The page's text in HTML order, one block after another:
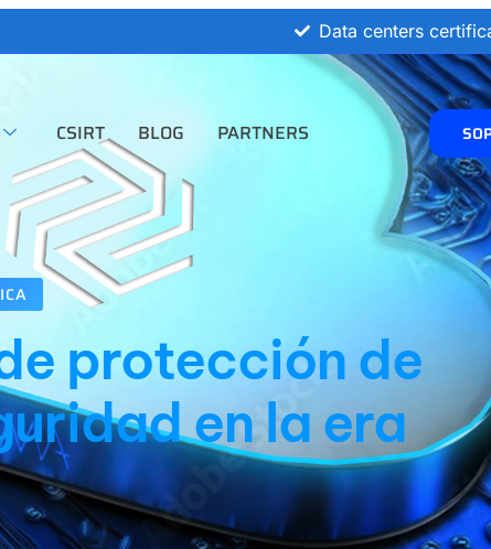
Data centers
CSIRT BLOG PARTNERS
protección de
en la era